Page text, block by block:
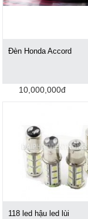
Đèn Honda Accord
10,000,000đ
118 led hậu led lùi